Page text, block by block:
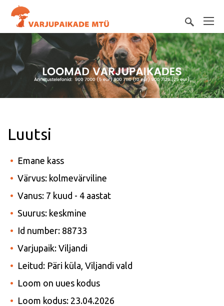
Luutsi
Emane kass
Värvus: kolmevärviline
Vanus: 7 kuud - 4 aastat
Suurus: keskmine
Id number: 88733
Varjupaik: Viljandi
Leitud: Päri küla, Viljandi vald
Loom on uues kodus
Loom kodus: 23.04.2026